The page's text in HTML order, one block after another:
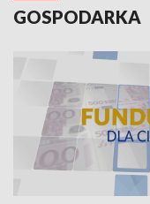
GOSPODARKA